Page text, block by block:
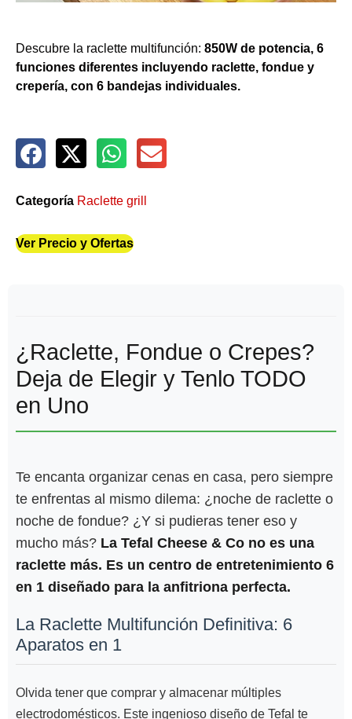
Descubre la raclette multifunción: 850W de potencia, 6
funciones diferentes incluyendo raclette, fondue y
crepería, con 6 bandejas individuales.
Categoría Raclette grill
Ver Precio y Ofertas
¿Raclette, Fondue o Crepes?
Deja de Elegir y Tenlo TODO
en Uno
Te encanta organizar cenas en casa, pero siempre
te enfrentas al mismo dilema: ¿noche de raclette o
noche de fondue? ¿Y si pudieras tener eso y
mucho más? La Tefal Cheese & Co no es una
raclette más. Es un centro de entretenimiento 6
en 1 diseñado para la anfitriona perfecta.
La Raclette Multifunción Definitiva: 6
Aparatos en 1
Olvida tener que comprar y almacenar múltiples
electrodomésticos. Este ingenioso diseño de Tefal te